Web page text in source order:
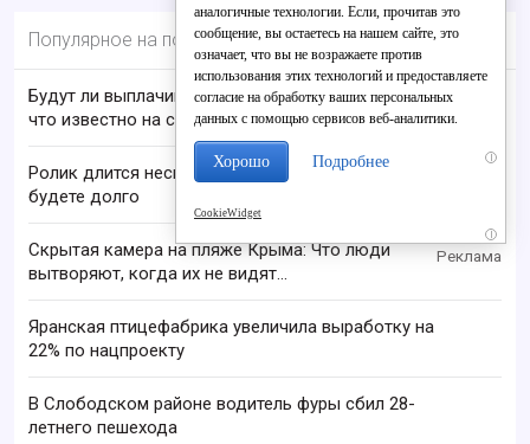
Популярное на портале
Будут ли выплачивать 13-ю пенсию в 2026 году:
что известно на сегодня
i
Ролик длится несколько секунд, а смеяться вы
будете долго
i
Скрытая камера на пляже Крыма: Что люди
вытворяют, когда их не видят...
Яранская птицефабрика увеличила выработку на
22% по нацпроекту
В Слободском районе водитель фуры сбил 28-
летнего пешехода
аналогичные технологии. Если, прочитав это
сообщение, вы остаетесь на нашем сайте, это
означает, что вы не возражаете против
использования этих технологий и предоставляете
согласие на обработку ваших персональных
данных с помощью сервисов веб-аналитики.
Хорошо Подробнее
CookieWidget